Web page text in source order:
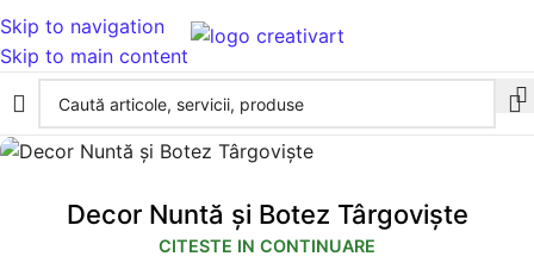
Skip to navigation
Skip to main content
Decor Nuntă și Botez Târgoviște
CITESTE IN CONTINUARE